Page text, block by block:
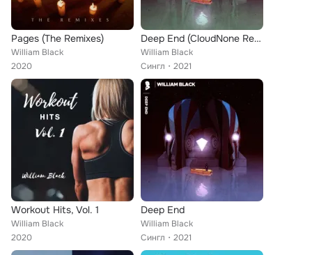
Pages (The Remixes)
William Black
2020
Deep End (CloudNone Remix)
William Black
Сингл
2021
Workout Hits, Vol. 1
William Black
2020
Deep End
William Black
Сингл
2021